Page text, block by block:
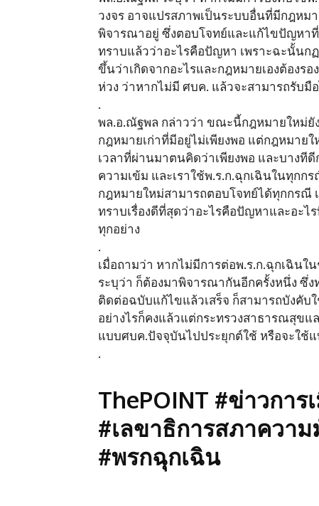
วงจร อาจแปรสภาพเป็นระบบอื่นที่มีกฎหม
พิจารณาอยู่ ซึ่งตอบโจทย์และแก้ไขปัญหาที่
ทราบแล้วว่าอะไรคือปัญหา เพราะฉะนั้น
ขึ้นว่าเกิดจากอะไรและกฎหมายเองต้อง
ห่วง ว่าหากไม่มี ศบค. แล้วจะสามารถรับ
.
พล.อ.ณัฐพล กล่าวว่า ขณะนี้กฎหมายใหม่ยั
กฎหมายเก่าที่มีอยู่ไม่เพียงพอ แต่กฎหมา
เวลาที่ผ่านมาตนคิดว่าเพียงพอ และบางที
ความเข้ม และเราใช้พ.ร.ก.ฉุกเฉินในทุก
กฎหมายใหม่สามารถตอบโจทย์ได้ทุกกรณี
ทราบเรื่องดีที่สุดว่าอะไรคือปัญหาและอะ
ทุกอย่าง
.
เมื่อถามว่า หากไม่มีการต่อพ.ร.ก.ฉุกเฉิน
ระบุว่า ก็ต้องมาพิจารณากันอีกครั้งหนึ่ง ซึ่ง
ติดต่อฉบับแก้ไขแล้วเสร็จ ก็สามารถบังคั
อย่างไรก็คงแล้วแต่กระทรวงสาธารณสุข
แบบศบค.ปัจจุบันไปประยุกต์ใช้ หรือจะใช้แ
.
ThePOINT #ข่าวกา
#เลขาธิการสภาควา
#พรกฉุกเฉิน